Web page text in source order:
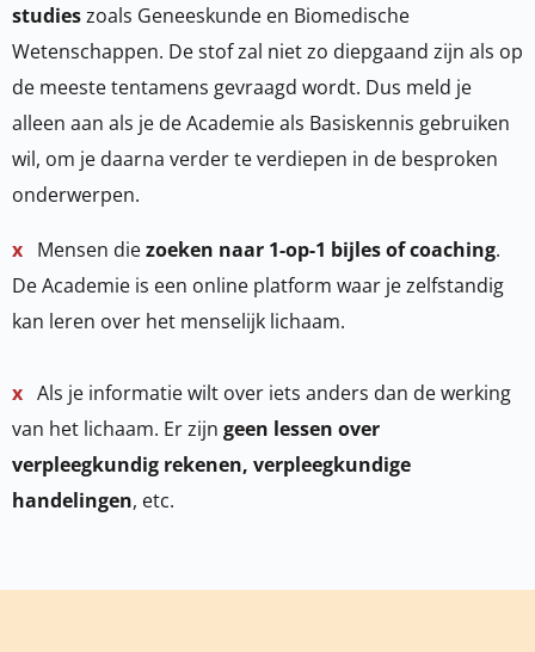
studieszoals Geneeskunde en Biomedische
Wetenschappen. De stof zal niet zo diepgaand zijn als op
de meeste tentamens gevraagd wordt. Dus meld je
alleen aan als je de Academie als Basiskennis gebruiken
wil, om je daarna verder te verdiepen in de besproken
onderwerpen.
x Mensen diezoeken naar 1-op-1 bijles of coaching.
De Academie is een online platform waar je zelfstandig
kan leren over het menselijk lichaam.
x Als je informatie wilt over iets anders dan de werking
van het lichaam. Er zijn geen lessen over
verpleegkundig rekenen, verpleegkundige
handelingen, etc.